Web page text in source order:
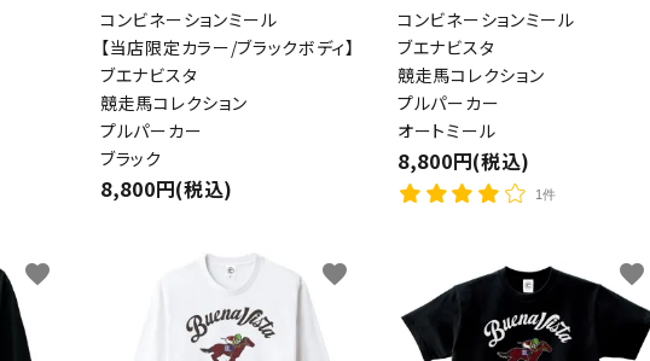
コンビネーションミール
【当店限定カラー/ブラックボディ】
ブエナビスタ
競走馬コレクション
プルパーカー
ブラック
8,800円(税込)
コンビネーションミール
ブエナビスタ
競走馬コレクション
プルパーカー
オートミール
8,800円(税込)
1件
favorite favorite favorite